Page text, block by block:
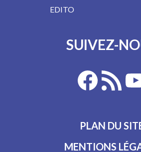
EDITO
SUIVEZ-
PLAN DU
MENTIONS